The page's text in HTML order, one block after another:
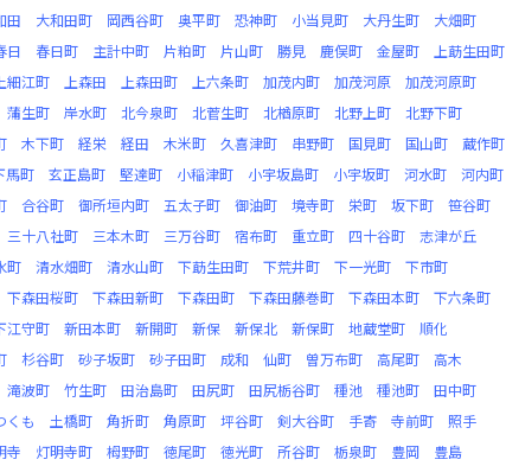
田 大和田町 岡西谷町 奥平町 恐神町 小当見町 大丹生町
大畑町
日 春日町 主計中町 片粕町 片山町 勝見 鹿俣町 金屋町
上莇生田町
細江町 上森田 上森田町 上六条町 加茂内町 加茂河原
加茂河原町
蒲生町 岸水町 北今泉町 北菅生町 北楢原町 北野上町
北野下町
木下町 経栄 経田 木米町 久喜津町 串野町 国見町 国山町
蔵作町
馬町 玄正島町 堅達町 小稲津町 小宇坂島町 小宇坂町 河水町
河内町
合谷町 御所垣内町 五太子町 御油町 境寺町 栄町 坂下町
笹谷町
三十八社町 三本木町 三万谷町 宿布町 重立町 四十谷町
志津が丘
町 清水畑町 清水山町 下莇生田町 下荒井町 下一光町
下市町
下森田桜町 下森田新町 下森田町 下森田藤巻町 下森田本町
下六条町
江守町 新田本町 新開町 新保 新保北 新保町 地蔵堂町
順化
杉谷町 砂子坂町 砂子田町 成和 仙町 曽万布町 高尾町
高木
滝波町 竹生町 田治島町 田尻町 田尻栃谷町 種池 種池町
田中町
くも 土橋町 角折町 角原町 坪谷町 剣大谷町 手寄 寺前町
照手
寺 灯明寺町 栂野町 徳尾町 徳光町 所谷町 栃泉町 豊岡
豊島